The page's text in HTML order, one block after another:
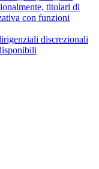
titolari di
con funzioni
discrezionali